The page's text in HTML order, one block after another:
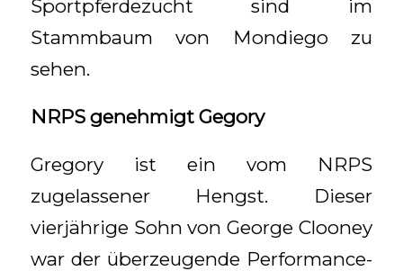
Sportpferdezucht sind im
Stammbaum von Mondiego zu
sehen.
NRPS genehmigt Gegory
Gregory ist ein vom NRPS
zugelassener Hengst. Dieser
vierjährige Sohn von George Clooney
war der überzeugende Performance-